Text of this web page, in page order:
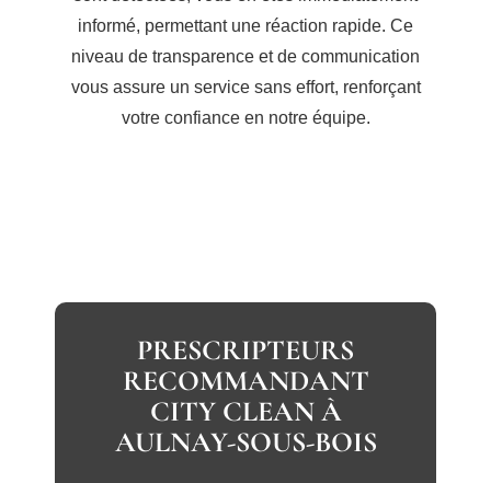
informé, permettant une réaction rapide. Ce
niveau de transparence et de communication
vous assure un service sans effort, renforçant
votre confiance en notre équipe.
PRESCRIPTEURS
RECOMMANDANT
CITY CLEAN À
AULNAY-SOUS-BOIS